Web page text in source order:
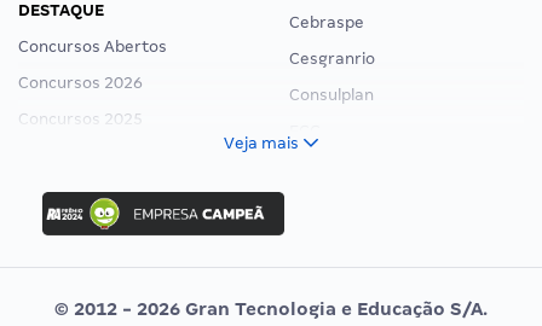
DESTAQUE
Concursos Abertos
Concursos 2026
Concursos 2025
Concurso Ibama
Concurso MPU
Editais publicados
Cebraspe
Cesgranrio
Consulplan
Vunesp
Veja mais
© 2012 - 2026 Gran Tecnologia e Educação S/A.